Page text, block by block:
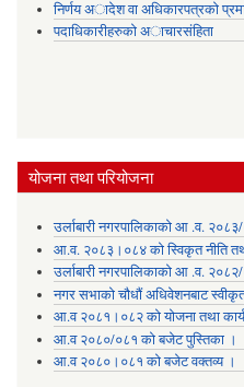
निर्णय अादेश वा अधिकारपत्रकाे
पदाधिकारीहरुको अाचारसंहिता
योजना तथा परियोजना
उर्लाबारी नगरपालिकाको आ .व.
आ.व. २०८३।०८४ को स्विकृत नीति
उर्लाबारी नगरपालिकाको आ .व.
नगर सभाको चौधौं अधिवेशनबाट
आ.व २०८१।०८२ को योजना तथा
आ.व २०८०/०८१ को बजेट पुस्तिका ।
आ.व २०८०।०८१ को बजेट वक्तव्य ।